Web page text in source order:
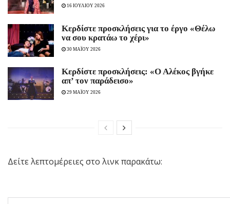
16 ΙΟΥΛΙΟΥ 2026
Κερδίστε προσκλήσεις για το έργο «Θέλω
να σου κρατάω το χέρι»
30 ΜΑΪΟΥ 2026
Κερδίστε προσκλήσεις: «Ο Αλέκος βγήκε
απ’ τον παράδεισο»
29 ΜΑΪΟΥ 2026
Δείτε λεπτομέρειες στο λινκ παρακάτω: